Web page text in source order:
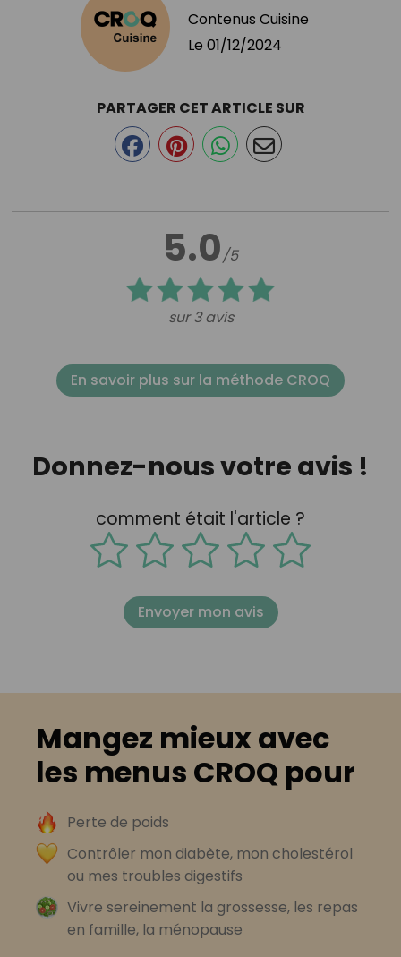
Contenus Cuisine
Le 01/12/2024
5.0/5
sur 3 avis
PARTAGER CET ARTICLE SUR
En savoir plus sur la méthode CROQ
Donnez-nous votre avis !
comment était l'article ?
Envoyer mon avis
Mangez mieux avec
les menus CROQ pour
Perte de poids
Contrôler mon diabète, mon cholestérol
ou mes troubles digestifs
Vivre sereinement la grossesse, les repas
en famille, la ménopause